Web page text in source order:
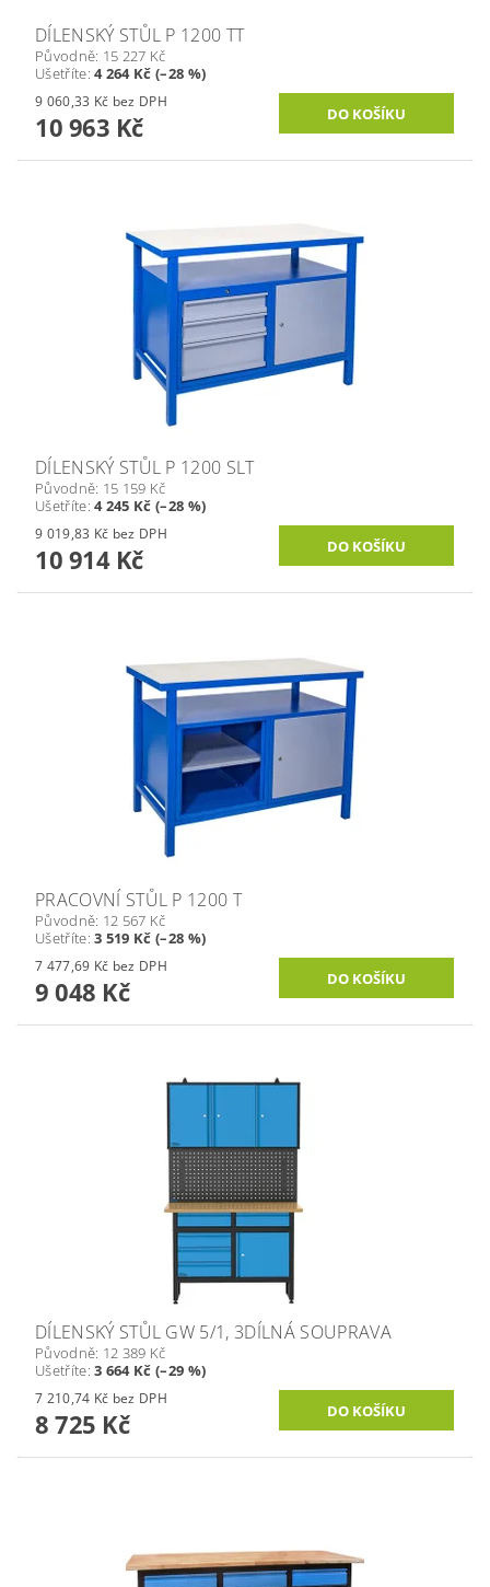
DÍLENSKÝ STŮL P 1200 TT
Původně: 15 227 Kč
Ušetříte:4 264 Kč (–28 %)
9 060,33 Kč bez DPH
10 963 Kč
DÍLENSKÝ STŮL P 1200 SLT
Původně: 15 159 Kč
Ušetříte:4 245 Kč (–28 %)
9 019,83 Kč bez DPH
10 914 Kč
PRACOVNÍ STŮL P 1200 T
Původně: 12 567 Kč
Ušetříte:3 519 Kč (–28 %)
7 477,69 Kč bez DPH
9 048 Kč
DÍLENSKÝ STŮL GW 5/1, 3DÍLNÁ SOUPRAVA
Původně: 12 389 Kč
Ušetříte:3 664 Kč (–29 %)
7 210,74 Kč bez DPH
8 725 Kč